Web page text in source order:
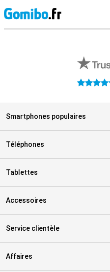
4.6 étoiles
Smartphones populaires
Téléphones
Tablettes
Accessoires
Service clientèle
Affaires